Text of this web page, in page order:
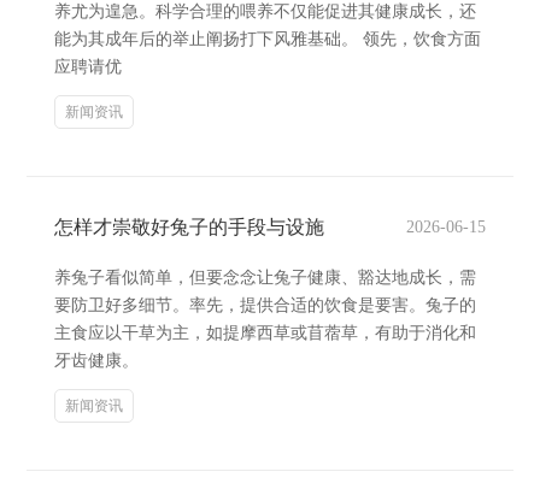
养尤为遑急。科学合理的喂养不仅能促进其健康成长，还
能为其成年后的举止阐扬打下风雅基础。 领先，饮食方面
应聘请优
新闻资讯
怎样才崇敬好兔子的手段与设施 2026-06-15
养兔子看似简单，但要念念让兔子健康、豁达地成长，需
要防卫好多细节。率先，提供合适的饮食是要害。兔子的
主食应以干草为主，如提摩西草或苜蓿草，有助于消化和
牙齿健康。
新闻资讯